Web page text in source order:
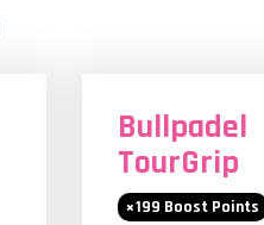
Bullpadel
TourGrip
199 Boost Points